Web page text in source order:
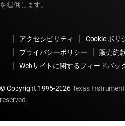
を提供します。
アクセシビリティ
Cookie ポリ
プライバシーポリシー
販売約
Webサイトに関するフィードバッ
© Copyright 1995-2026Texas
reserved.